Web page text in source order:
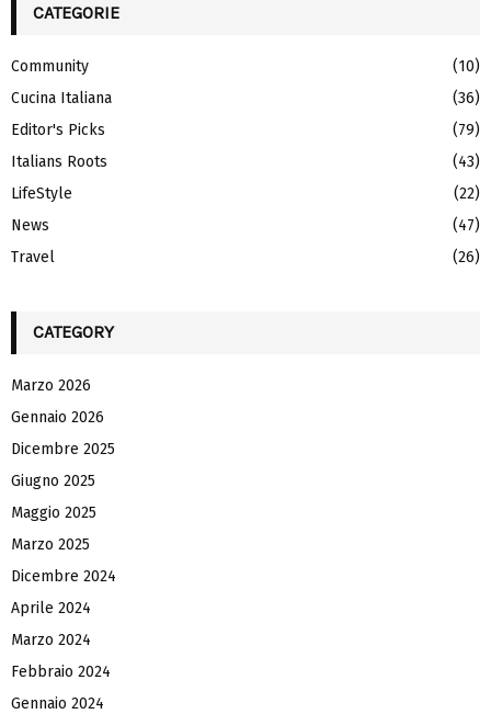
h
o
r
:
A
R
H
CATEGORIE
Community
(10)
Cucina Italiana
(36)
Editor's Picks
(79)
Italians Roots
(43)
LifeStyle
(22)
News
(47)
Travel
(26)
CATEGORY
Marzo 2026
Gennaio 2026
Dicembre 2025
Giugno 2025
Maggio 2025
Marzo 2025
Dicembre 2024
Aprile 2024
Marzo 2024
Febbraio 2024
Gennaio 2024